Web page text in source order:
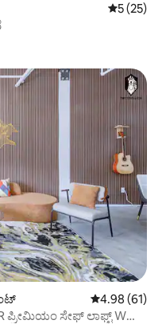
5 ರಲ್ಲಿ 5
5 (25)
5 ರಲ್ಲಿ 4.98
4.98 (61)
ಪ್ರೀಮಿಯಂ ಸೇಫ್ ಲಾಫ್ಟ್ W